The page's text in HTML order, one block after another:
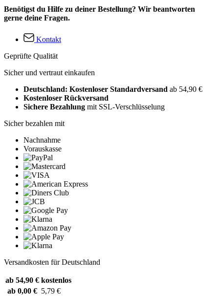
Benötigst du Hilfe zu deiner Bestellung? Wir beantworten
gerne deine Fragen.
Kontakt
Geprüfte Qualität
Sicher und vertraut einkaufen
Deutschland: Kostenloser Standardversand ab 54,90 €
Kostenloser Rückversand
Sichere Bezahlung mit SSL-Verschlüsselung
Sicher bezahlen mit
Nachnahme
Vorauskasse
Versandkosten für Deutschland
ab 54,90 € kostenlos
ab 0,00 € 5,79 €